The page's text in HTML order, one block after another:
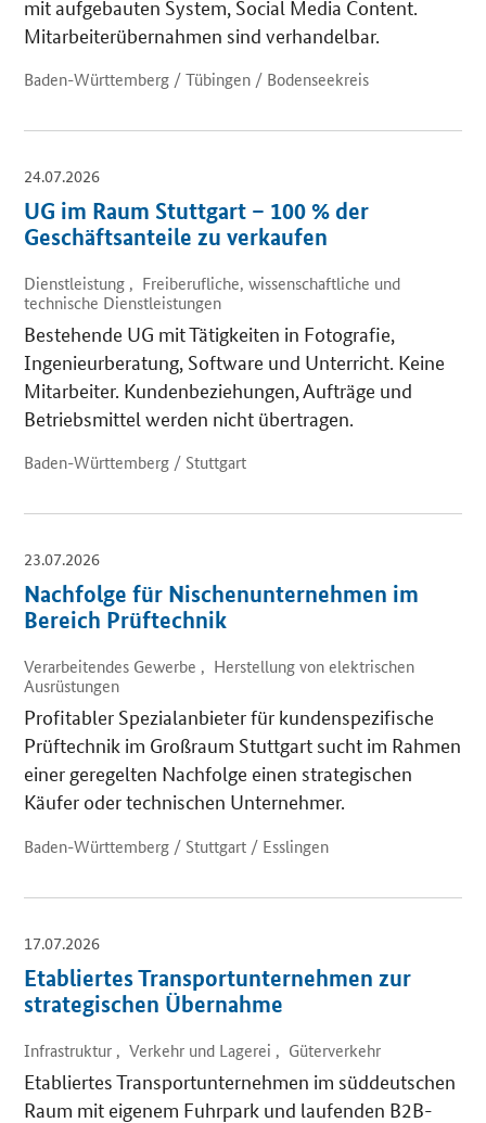
mit aufgebauten System, Social Media Content.
Mitarbeiterübernahmen sind verhandelbar.
Baden-Württemberg / Tübingen / Bodenseekreis
24.07.2026
UG im Raum Stuttgart – 100 % der
Geschäftsanteile zu verkaufen
Dienstleistung , Freiberufliche, wissenschaftliche und
technische Dienstleistungen
Bestehende UG mit Tätigkeiten in Fotografie,
Ingenieurberatung, Software und Unterricht. Keine
Mitarbeiter. Kundenbeziehungen, Aufträge und
Betriebsmittel werden nicht übertragen.
Baden-Württemberg / Stuttgart
23.07.2026
Nachfolge für Nischenunternehmen im
Bereich Prüftechnik
Verarbeitendes Gewerbe , Herstellung von elektrischen
Ausrüstungen
Profitabler Spezialanbieter für kundenspezifische
Prüftechnik im Großraum Stuttgart sucht im Rahmen
einer geregelten Nachfolge einen strategischen
Käufer oder technischen Unternehmer.
Baden-Württemberg / Stuttgart / Esslingen
17.07.2026
Etabliertes Transportunternehmen zur
strategischen Übernahme
Infrastruktur , Verkehr und Lagerei , Güterverkehr
Etabliertes Transportunternehmen im süddeutschen
Raum mit eigenem Fuhrpark und laufenden B2B-